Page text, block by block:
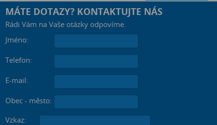
MÁTE DOTAZY? KONTAKTUJTE NÁS
Rádi Vám na Vaše otázky odpovíme.
Jméno:
Telefon:
E-mail:
Obec - město:
Vzkaz: